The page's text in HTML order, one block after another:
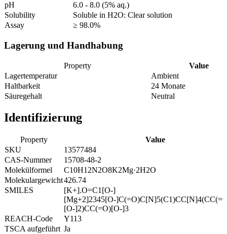
pH
6.0 - 8.0 (5% aq.)
Solubility
Soluble in H2O: Clear solution
Assay
≥ 98.0%
Lagerung und Handhabung
Property
Value
Lagertemperatur
Ambient
Haltbarkeit
24 Monate
Säuregehalt
Neutral
Identifizierung
Property
Value
SKU
13577484
CAS-Nummer
15708-48-2
Molekülformel
C10H12N2O8K2Mg·2H2O
Molekulargewicht426.74
SMILES
[K+].O=C1[O-]
[Mg+2]2345[O-
[O-]2)CC(=O)[O-]3
REACH-Code
Y113
TSCA aufgeführt Ja